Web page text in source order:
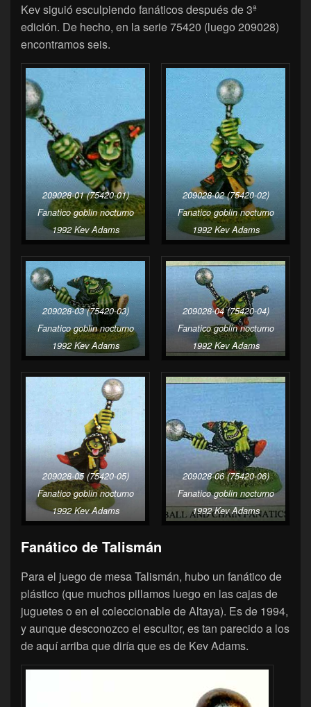
Kev siguió esculpiendo fanáticos después de 3ª
edición. De hecho, en la serie 75420 (luego 209028)
encontramos seis.
209028-01 (75420-01)
Fanatico goblin nocturno
1992 Kev Adams
209028-02 (75420-02)
Fanatico goblin nocturno
1992 Kev Adams
209028-03 (75420-03)
Fanatico goblin nocturno
1992 Kev Adams
209028-04 (75420-04)
Fanatico goblin nocturno
1992 Kev Adams
209028-05 (75420-05)
Fanatico goblin nocturno
1992 Kev Adams
209028-06 (75420-06)
Fanatico goblin nocturno
1992 Kev Adams
Fanático de Talismán
Para el juego de mesa Talismán, hubo un fanático de
plástico (que muchos pillamos luego en las cajas de
juguetes o en el coleccionable de Altaya). Es de 1994,
y aunque desconozco el escultor, es tan parecido a los
de aquí arriba que diría que es de Kev Adams.